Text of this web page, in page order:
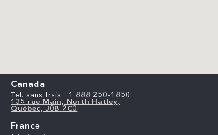
Canada
Tél. sans frais : 1 888 250-1850
135 rue Main, North Hatley,
Québec, J0B 2C0
France